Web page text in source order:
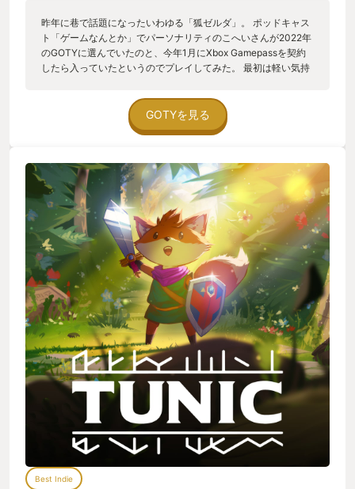
昨年に巷で話題になったいわゆる「狐ゼルダ」。 ポッドキャス
ト「ゲームなんとか」でパーソナリティのこへいさんが2022年
のGOTYに選んでいたのと、今年1月にXbox Gamepassを契約
したら入っていたというのでプレイしてみた。 最初は軽い気持
い。めちゃくちゃ強い。特に序盤で剣を手に入れるまでは理不
尽に強い。なので序盤でくじけそうになってツイッターで弱音
を吐いたところ、たくさんのゲーマーさんたちが優しく、時に
できるのでご安心を） そして、このゲームが面白くなってくる
のは中盤からである。文章で説明するのは難しいのでここで詳
細を説明するのはハナからあきらめているのだが、一言でいう
とゲーム性がガラッと変わる。それまでは激ムズのアクション
ゲームだと思っていたのが、気づくと激ムズの謎解きゲームに
変わっているのである。そこからは普段パズルゲームなどやら
ない自分が寝ても覚めてもTUNICの事しか考えられなくなり、
実際にXboxクラウドゲーミングを駆使して寝る直前までベッド
の中で思考する日々が続いた。そして実際に最後の謎が解けた
のはベッドの中だった(笑)が、謎は解けたもののその日のうちに
「作業」ができず、翌日仕事から帰宅後に「作業」して数回リ
トライしてクリアできた。（実際にクリアした人なら何を言っ
ているのか分かってもらえると思う。） TUNICをクリアしてか
らもう半年ほど経つが、いまだに最後の扉を開けた瞬間を思い
出すと目頭が熱くなる。 昔ニンテンドーＤＳの脳トレソフトで
「アハ体験」という言葉が流行ったが、TUNICはいうなれば
「アハハハハハハハハハハハ体験」である。アハ体験が怒涛の
如く連続で押し寄せ、エクスタシーに達するレベルの体験をす
ることができる。 ぜひ多くの人にプレイして欲しい作品だ。
GOTYを見る
Best Indie